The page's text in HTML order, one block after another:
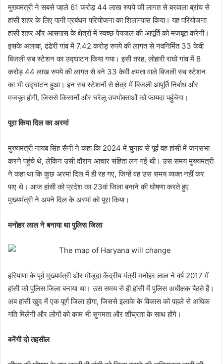
मुख्यमंत्री ने सबसे पहले 61 करोड़ 44 लाख रुपये की लागत से बरवाला ब्रांच से
हांसी शहर के लिए पानी प्रबंधन परियोजना का शिलान्यास किया। यह परियोजना
हांसी शहर और आसपास के क्षेत्रों में स्वच्छ पेयजल की आपूर्ति को मजबूत करेगी।
इसके अलावा, ढंढेरी गांव में 7.42 करोड़ रुपये की लागत से नवनिर्मित 33 केवी
बिजली सब स्टेशन का उद्घाटन किया गया। इसी तरह, लोहारी राघो गांव में 8
करोड़ 44 लाख रुपये की लागत से बने 33 केवी क्षमता वाले बिजली सब स्टेशन
का भी उद्घाटन हुआ। इन सब स्टेशनों से क्षेत्र में बिजली आपूर्ति निर्बाध और
मजबूत होगी, जिससे किसानों और घरेलू उपभोक्ताओं को फायदा पहुंचेगा।
पूरा किया दिल का अरमां
मुख्यमंत्री नायब सिंह सैनी ने कहा कि 2024 में चुनाव से पूर्व वह हांसी में जनसभा
करने पहुंचे थे, लेकिन उसी दौरान आचार संहिता लग गई थी। उस समय मुख्यमंत्री
ने कहा था कि कुछ अरमां दिल में ही रह गए, जिन्हें वह उस समय व्यक्त नहीं कर
पाए थे। आज हांसी को प्रदेश का 23वां जिला बनाने की घोषणा करते हुए
मुख्यमंत्री ने अपने दिल के अरमां को पूरा किया।
मनोहर लाल ने बनाया था पुलिस जिला
हरियाणा के पूर्व मुख्यमंत्री और मौजूदा केंद्रीय मंत्री मनोहर लाल ने वर्ष 2017 में
हांसी को पुलिस जिला बनाया था। उस समय से ही हांसी में पुलिस अधीक्षक बैठते हैं।
अब हांसी खुद में एक पूर्ण जिला होगा, जिससे इलाके के विकास को पहले से अधिक
गति मिलेगी और लोगों को काम भी सुगमता और शीघ्रता के साथ होंगे।
बनेंगी दो तहसील